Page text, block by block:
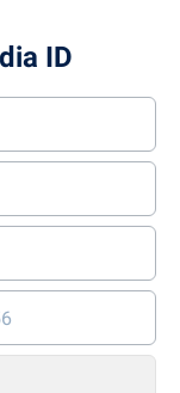
ID